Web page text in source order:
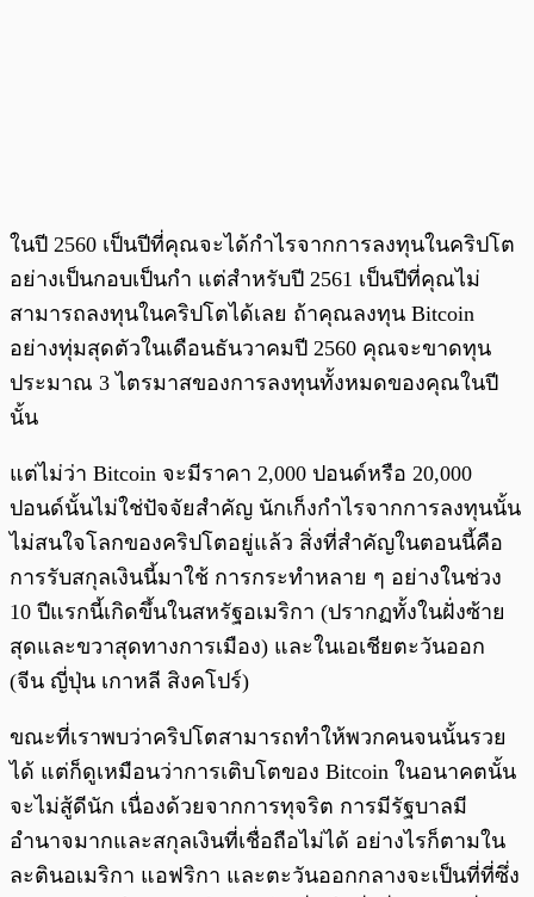
ในปี 2560 เป็นปีที่คุณจะได้กำไรจากการลงทุนในคริปโต
อย่างเป็นกอบเป็นกำ แต่สำหรับปี 2561 เป็นปีที่คุณไม่
สามารถลงทุนในคริปโตได้เลย ถ้าคุณลงทุน Bitcoin
อย่างทุ่มสุดตัวในเดือนธันวาคมปี 2560 คุณจะขาดทุน
ประมาณ 3 ไตรมาสของการลงทุนทั้งหมดของคุณในปี
นั้น
แต่ไม่ว่า Bitcoin จะมีราคา 2,000 ปอนด์หรือ 20,000
ปอนด์นั้นไม่ใช่ปัจจัยสำคัญ นักเก็งกำไรจากการลงทุนนั้น
ไม่สนใจโลกของคริปโตอยู่แล้ว สิ่งที่สำคัญในตอนนี้คือ
การรับสกุลเงินนี้มาใช้ การกระทำหลาย ๆ อย่างในช่วง
10 ปีแรกนี้เกิดขึ้นในสหรัฐอเมริกา (ปรากฏทั้งในฝั่งซ้าย
สุดและขวาสุดทางการเมือง) และในเอเชียตะวันออก
(จีน ญี่ปุ่น เกาหลี สิงคโปร์)
ขณะที่เราพบว่าคริปโตสามารถทำให้พวกคนจนนั้นรวย
ได้ แต่ก็ดูเหมือนว่าการเติบโตของ Bitcoin ในอนาคตนั้น
จะไม่สู้ดีนัก เนื่องด้วยจากการทุจริต การมีรัฐบาลมี
อำนาจมากและสกุลเงินที่เชื่อถือไม่ได้ อย่างไรก็ตามใน
ละตินอเมริกา แอฟริกา และตะวันออกกลางจะเป็นที่ที่ซึ่ง